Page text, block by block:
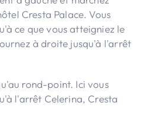
Cresta Palace. Vous
ce que vous atteigniez le
à droite jusqu'à l'arrêt
rond-point. Ici vous
l'arrêt Celerina, Cresta